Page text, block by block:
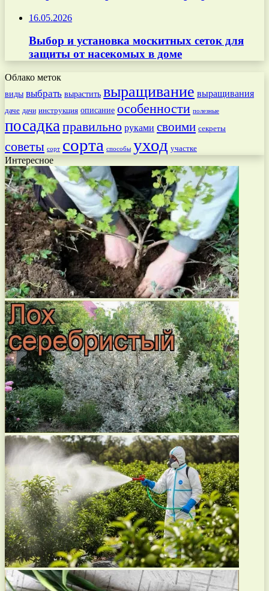
16.05.2026
Выбор и установка москитных сеток для
защиты от насекомых в доме
Облако меток
виды выбрать вырастить выращивание выращивания
даче дачи инструкция описание особенности полезные
посадкаправильно руками своими секреты
советы сорт сорта способы уход участке
Интересное